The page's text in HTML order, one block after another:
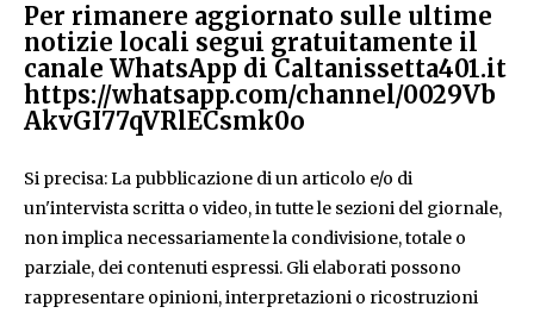
Per rimanere aggiornato sulle ultime
notizie locali segui gratuitamente il
canale WhatsApp di Caltanissetta401.it
https://whatsapp.com/channel/0029Vb
AkvGI77qVRlECsmk0o
Si precisa: La pubblicazione di un articolo e/o di
un'intervista scritta o video, in tutte le sezioni del giornale,
non implica necessariamente la condivisione, totale o
parziale, dei contenuti espressi. Gli elaborati possono
rappresentare opinioni, interpretazioni o ricostruzioni